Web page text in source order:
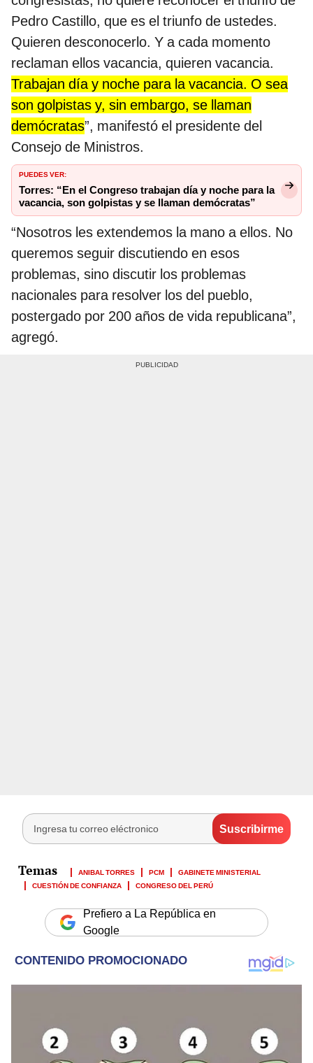
Pedro Castillo, que es el triunfo de ustedes.
Quieren desconocerlo. Y a cada momento
reclaman ellos vacancia, quieren vacancia.
Trabajan día y noche para la vacancia. O sea
son golpistas y, sin embargo, se llaman
demócratas”, manifestó el presidente del
Consejo de Ministros.
PUEDES VER:
Torres: “En el Congreso trabajan día y noche para la
vacancia, son golpistas y se llaman demócratas”
“Nosotros les extendemos la mano a ellos. No
queremos seguir discutiendo en esos
problemas, sino discutir los problemas
nacionales para resolver los del pueblo,
postergado por 200 años de vida republicana”,
agregó.
ANIBAL TORRES PCM
GABINETE MINISTERIAL
CUESTIÓN DE CONFIANZA
CONGRESO DEL PERÚ
Prefiero a La República en
Google